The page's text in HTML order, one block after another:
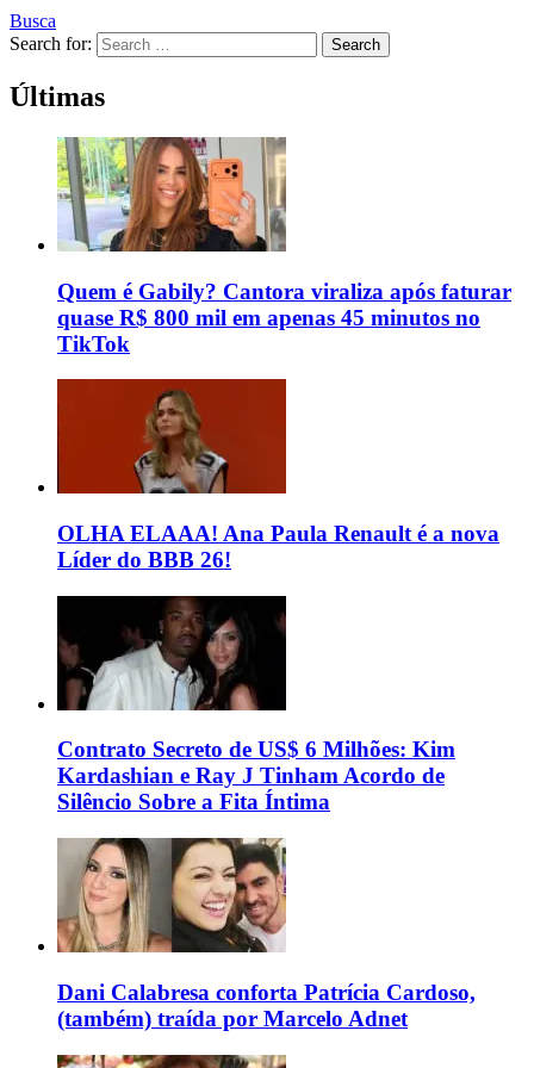
Busca
Search for:
Search
Últimas
Quem é Gabily? Cantora viraliza após faturar
quase R$ 800 mil em apenas 45 minutos no
TikTok
OLHA ELAAA! Ana Paula Renault é a nova
Líder do BBB 26!
Contrato Secreto de US$ 6 Milhões: Kim
Kardashian e Ray J Tinham Acordo de
Silêncio Sobre a Fita Íntima
Dani Calabresa conforta Patrícia Cardoso,
(também) traída por Marcelo Adnet